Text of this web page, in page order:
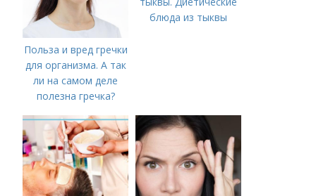
Польза и вред гречки
для организма. А так
ли на самом деле
полезна гречка?
блюда из тыквы